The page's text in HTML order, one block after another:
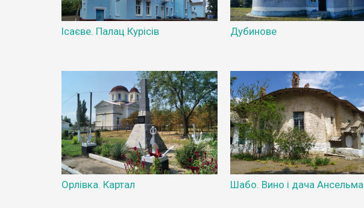
Ісаєве. Палац Курісів Дубинове
Орлівка. Картал Шабо. Вино і дача Ансельма